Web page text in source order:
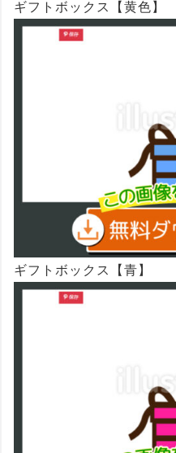
ギフトボックス【黄色】
ギフトボックス【青】